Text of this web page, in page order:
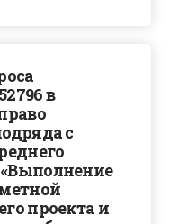
в
с
проекта и